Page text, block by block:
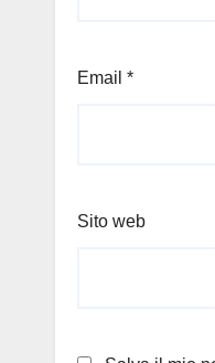
Email *
Sito web